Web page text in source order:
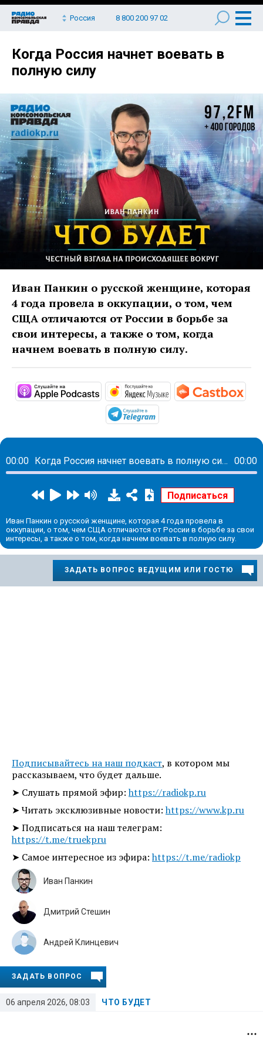
Россия 8 800 200 97 02
Когда Россия начнет воевать в
полную силу
Иван Панкин о русской женщине, которая
4 года провела в оккупации, о том, чем
СЩА отличаются от России в борьбе за
свои интересы, а также о том, когда
начнем воевать в полную силу.
https://podcasts.apple.com/ru/
https://
00:00 Когда Россия начнет воевать в полную силу 00:00
Иван Панкин о русской женщине, которая 4 года провела в
оккупации, о том, чем СЩА отличаются от России в борьбе за свои
интересы, а также о том, когда начнем воевать в полную силу.
ЗАДАТЬ ВОПРОС ВЕДУЩИМ ИЛИ ГОСТЮ
Подписывайтесь на наш подкаст, в котором мы
рассказываем, что будет дальше.
➤ Слушать прямой эфир:https://radiokp.ru
➤ Читать эксклюзивные новости:https://www.kp.ru
➤ Подписаться на наш телеграм:
https://t.me/truekpru
➤ Самое интересное из эфира:https://t.me/radiokp
06 апреля 2026, 08:03 ЧТО БУДЕТ
Иван Панкин
Дмитрий Стешин
Андрей Клинцевич
ЗАДАТЬ ВОПРОС